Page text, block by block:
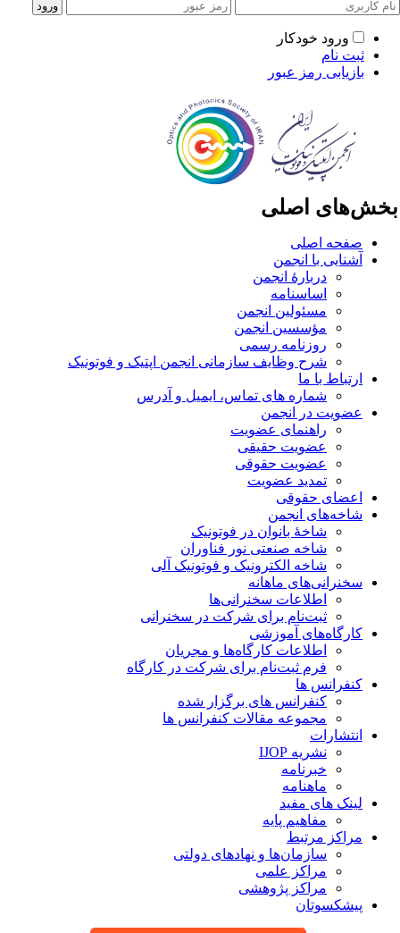
ورود خودکار
ثبت نام
بازیابی رمز عبور
اصلی
صفحه اصلی
آشنایی با انجمن
دربارۀ انجمن
اساسنامه
مسئولین انجمن
مؤسسین انجمن
روزنامه رسمی
شرح وظایف سازمانی انجمن اپتیک و فوتونیک
ارتباط با ما
شماره های تماس، ایمیل و آدرس
عضویت در انجمن
راهنمای عضویت
عضویت حقیقی
عضویت حقوقی
تمدید عضویت
اعضای حقوقی
شاخه‌های انجمن
شاخۀ بانوان در فوتونیک
شاخه صنعتی نور فناوران
شاخه‌ الکترونیک و فوتونیک آلی
سخنرانی‌های ماهانه
اطلاعات سخنرانی‌‌ها
ثبت‌نام برای شرکت در سخنرانی
کارگاه‌های آموزشی
اطلاعات کارگاه‌ها و مجریان
فرم ثبت‌نام برای شرکت در کارگاه
کنفرانس ها
کنفرانس های برگزار شده
مجموعه مقالات کنفرانس ها
انتشارات
نشریه IJOP
خبرنامه
ماهنامه
لینک های مفید
مفاهیم پایه
مراکز مرتبط
سازمان‌ها و نهادهای دولتی
مراکز علمی
مراکز پژوهشی
پیشکسوتان